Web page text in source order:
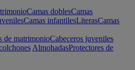
Camas doblesCamas
Camas infantilesLiterasCamas
de matrimonioCabeceros juveniles
AlmohadasProtectores de